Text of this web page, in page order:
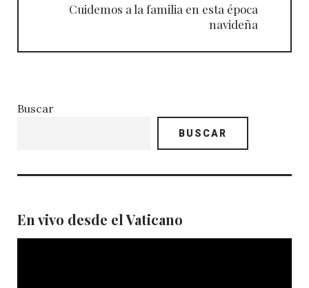
Cuidemos a la familia en esta época
navideña
Buscar
BUSCAR
En vivo desde el Vaticano